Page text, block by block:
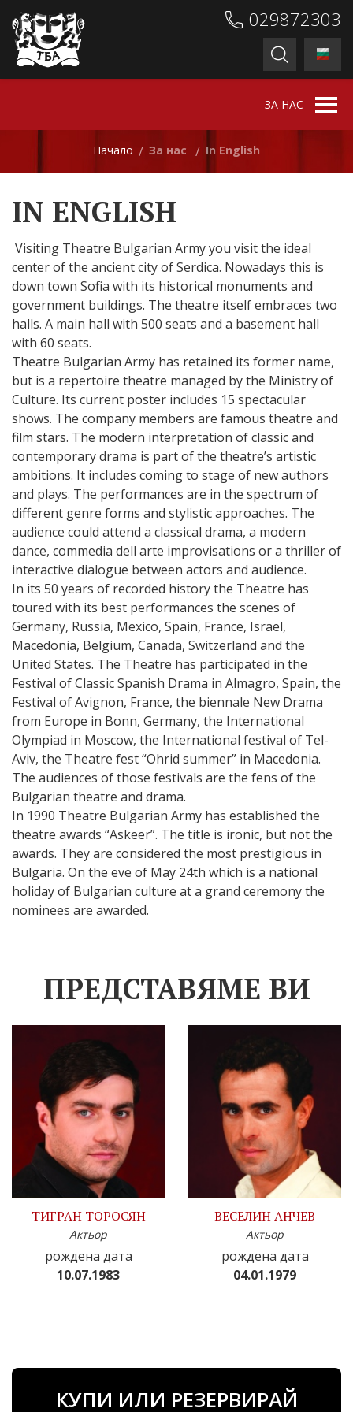
029872303
ЗА НАС
Начало / За нас / In English
IN ENGLISH
Visiting Theatre Bulgarian Army you visit the ideal
center of the ancient city of Serdica. Nowadays this is
down town Sofia with its historical monuments and
government buildings. The theatre itself embraces two
halls. A main hall with 500 seats and a basement hall
with 60 seats.
Theatre Bulgarian Army has retained its former name,
but is a repertoire theatre managed by the Ministry of
Culture. Its current poster includes 15 spectacular
shows. The company members are famous theatre and
film stars. The modern interpretation of classic and
contemporary drama is part of the theatre’s artistic
ambitions. It includes coming to stage of new authors
and plays. The performances are in the spectrum of
different genre forms and stylistic approaches. The
audience could attend a classical drama, a modern
dance, commedia dell arte improvisations or a thriller of
interactive dialogue between actors and audience.
In its 50 years of recorded history the Theatre has
toured with its best performances the scenes of
Germany, Russia, Mexico, Spain, France, Israel,
Macedonia, Belgium, Canada, Switzerland and the
United States. The Theatre has participated in the
Festival of Classic Spanish Drama in Almagro, Spain, the
Festival of Avignon, France, the biennale New Drama
from Europe in Bonn, Germany, the International
Olympiad in Moscow, the International festival of Tel-
Aviv, the Theatre fest “Ohrid summer” in Macedonia.
The audiences of those festivals are the fens of the
Bulgarian theatre and drama.
In 1990 Theatre Bulgarian Army has established the
theatre awards “Askeer”. The title is ironic, but not the
awards. They are considered the most prestigious in
Bulgaria. On the eve of May 24th which is a national
holiday of Bulgarian culture at a grand ceremony the
nominees are awarded.
ПРЕДСТАВЯМЕ ВИ
ТИГРАН ТОРОСЯН
Актьор
рождена дата
10.07.1983
ВЕСЕЛИН АНЧЕВ
Актьор
рождена дата
04.01.1979
КУПИ ИЛИ РЕЗЕРВИРАЙ